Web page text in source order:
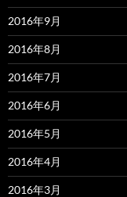
2016年9月
2016年8月
2016年7月
2016年6月
2016年5月
2016年4月
2016年3月